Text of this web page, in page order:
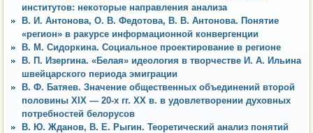
институтов: некоторые направления анализа
В. И. Антонова, О. В. Федотова, В. В. Антонова. Понятие
«регион» в ракурсе информационной конвергенции
В. М. Сидоркина. Социальное проектирование в регионе
В. П. Изергина. «Белая» идеология в творчестве И. А. Ильина
швейцарского периода эмиграции
В. Ф. Батяев. Значение общественных объединений второй
половины XIX — 20-х гг. XX в. в удовлетворении духовных
потребностей белорусов
В. Ю. Жданов, В. Е. Рыгин. Теоретический анализ понятий